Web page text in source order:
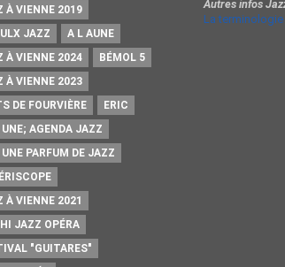
À VIENNE 2019
JAZZ
A L AUNE
À VIENNE 2024
BÉMOL 5
À VIENNE 2023
DE FOURVIÈRE
ERIC
AGENDA JAZZ
PARFUM DE JAZZ
À VIENNE 2021
JAZZ OPÉRA
"GUITARES"
Autres infos
La